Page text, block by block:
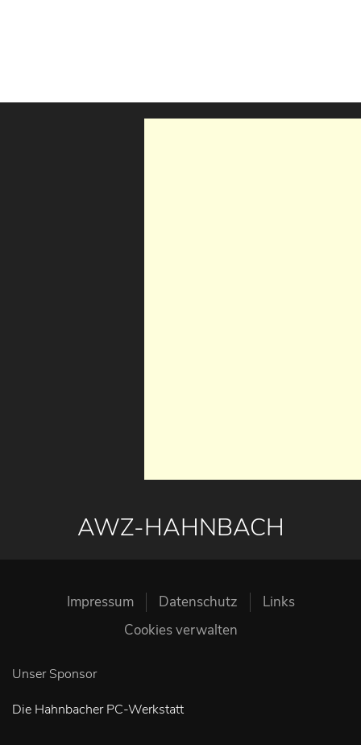
AWZ-HAHNBACH
Impressum Datenschutz
Links
Cookies verwalten
Unser Sponsor
Die Hahnbacher PC-Werkstatt